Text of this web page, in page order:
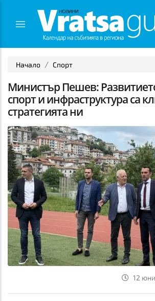
Начало Спорт
Министър Пешев:
спорт и инфраструктура са
стратегията ни
12